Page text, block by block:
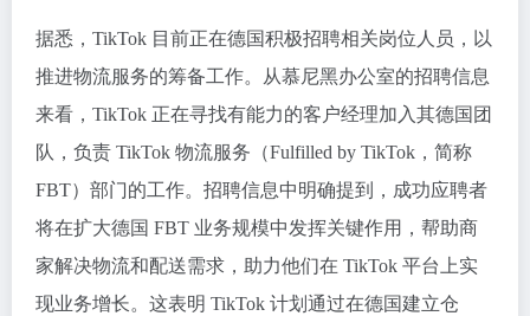
据悉，TikTok 目前正在德国积极招聘相关岗位人员，以
推进物流服务的筹备工作。从慕尼黑办公室的招聘信息
来看，TikTok 正在寻找有能力的客户经理加入其德国团
队，负责 TikTok 物流服务（Fulfilled by TikTok，简称
FBT）部门的工作。招聘信息中明确提到，成功应聘者
将在扩大德国 FBT 业务规模中发挥关键作用，帮助商
家解决物流和配送需求，助力他们在 TikTok 平台上实
现业务增长。这表明 TikTok 计划通过在德国建立仓